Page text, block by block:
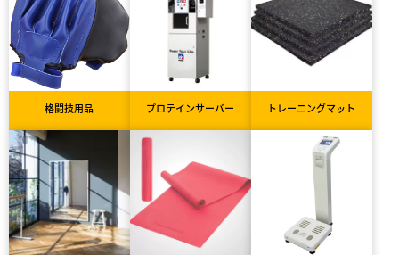
格闘技用品 プロテインサーバー トレーニングマット